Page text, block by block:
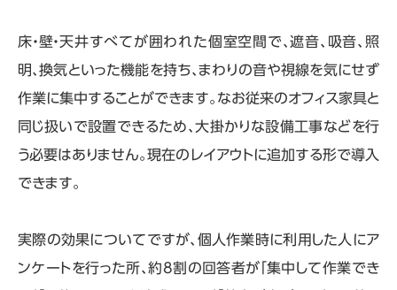
床・壁・天井すべてが囲われた個室空間で、遮音、吸音、照
明、換気といった機能を持ち、まわりの音や視線を気にせず
作業に集中することができます。なお従来のオフィス家具と
同じ扱いで設置できるため、大掛かりな設備工事などを行
う必要はありません。現在のレイアウトに追加する形で導入
できます。
実際の効果についてですが、個人作業時に利用した人にア
ンケートを行った所、約8割の回答者が「集中して作業でき